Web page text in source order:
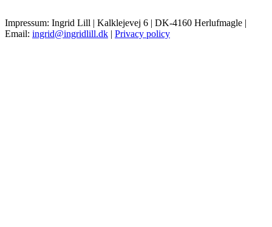
Impressum: Ingrid Lill | Kalklejevej 6 | DK-4160 Herlufmagle |
Email: ingrid@ingridlill.dk | Privacy policy